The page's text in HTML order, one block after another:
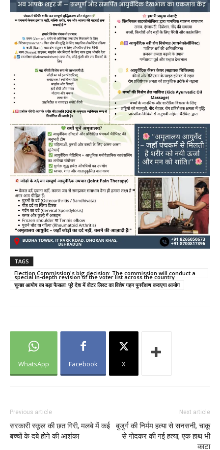
TAGS
Election Commission's big decision: The commission will conduct a
special in-depth revision of the voter list across the country
चुनाव आयोग का बड़ा फैसला: पूरे देश में वोटर लिस्ट का विशेष गहन पुनरीक्षण कराएगा आयोग
WhatsApp Facebook X
Previous article
सरकारी स्कूल की छत गिरी, मलबे में कई
बच्चों के दबे होने की आशंका
Next article
बुजुर्ग की निर्मम हत्या से सनसनी, चाकू
से गोदकर की गई हत्या, एक हाथ भी
काटा